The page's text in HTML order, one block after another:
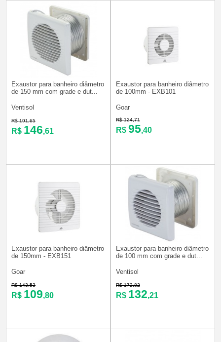
Exaustor para banheiro diâmetro
de 150 mm com grade e dut...
Ventisol
R$ 191,65
R$ 146,61
Exaustor para banheiro diâmetro
de 100mm - EXB101
Goar
R$ 124,71
R$ 95,40
Exaustor para banheiro diâmetro
de 150mm - EXB151
Goar
R$ 143,53
R$ 109,80
Exaustor para banheiro diâmetro
de 100 mm com grade e dut...
Ventisol
R$ 172,82
R$ 132,21